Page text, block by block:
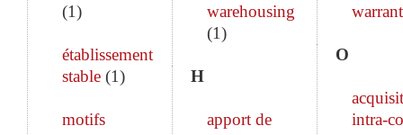
(1)
établissement
stable (1)
motifs
warehousing
(1)
H
apport de
warrant
O
intra-